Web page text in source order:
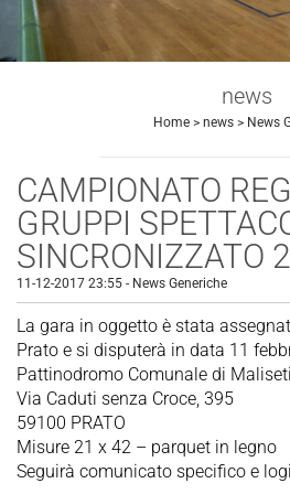
news
Home> news> News
CAMPIONATO
GRUPPI
SINCRONIZZATO
11-12-2017 23:55 - News Generiche
La gara in oggetto è stata
Prato e si disputerà in data 11
Pattinodromo Comunale di
Via Caduti senza Croce, 395
59100 PRATO
Misure 21 x 42 – parquet in legno
Seguirà comunicato specifico e